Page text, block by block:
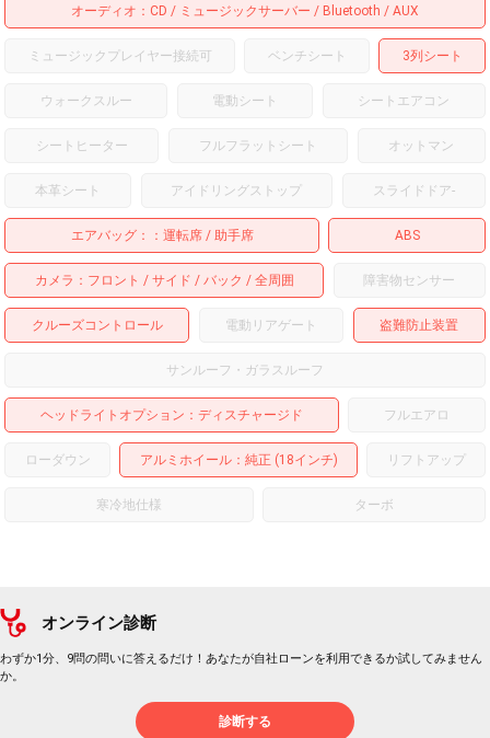
オーディオ CD ミュージックサーバー Bluetooth AUX
ミュージックプレイヤー接続可 ベンチシート 3列シート
ウォークスルー 電動シート シートエアコン
シートヒーター フルフラットシート オットマン
本革シート アイドリングストップ スライドドア-
エアバッグ： 運転席 助手席 ABS
カメラ フロント サイド バック 全周囲 障害物センサー
クルーズコントロール 電動リアゲート 盗難防止装置
サンルーフ・ガラスルーフ
ヘッドライトオプション ディスチャージド フルエアロ
ローダウン アルミホイール：純正 (18インチ) リフトアップ
寒冷地仕様 ターボ
オンライン診断
わずか1分、9問の問いに答えるだけ！あなたが自社ローンを利用できるか試してみません
か。
診断する